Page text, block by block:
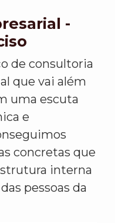
-
de consultoria
que vai além
uma escuta
e
concretas que
interna
pessoas da